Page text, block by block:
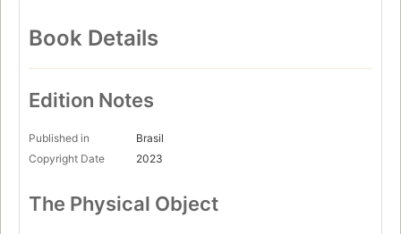
Book Details
Edition Notes
Published in
Brasil
Copyright Date
2023
The Physical Object